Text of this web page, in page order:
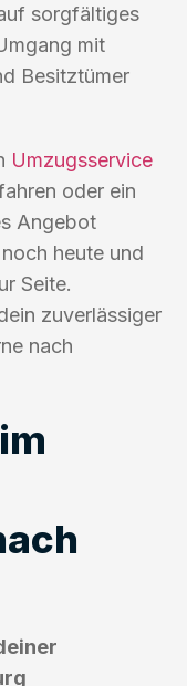
sorgfältiges
mit
Besitztümer
Umzugsservice
oder ein
Angebot
noch heute und
Seite.
zuverlässiger
nach